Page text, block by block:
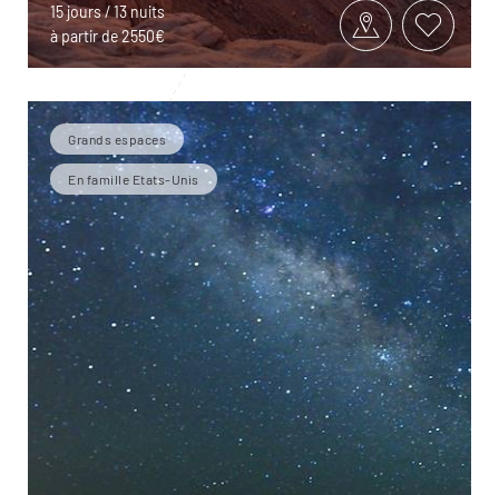
15 jours / 13 nuits
à partir de 2550€
Grands espaces
En famille Etats-Unis